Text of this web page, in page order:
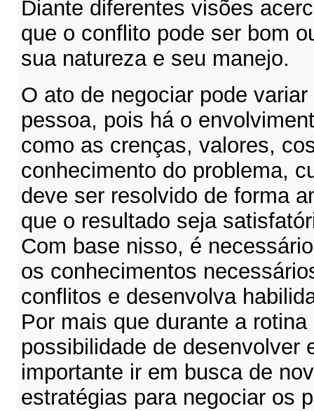
Diante diferentes visões
que o conflito pode ser bom
sua natureza e seu
O ato de negociar pode
pessoa, pois há o
como as crenças, valores,
conhecimento do problema,
deve ser resolvido de forma
que o resultado seja
Com base nisso, é
os conhecimentos
conflitos e desenvolva
Por mais que durante a
possibilidade de desenvolver
importante ir em busca de
estratégias para negociar os